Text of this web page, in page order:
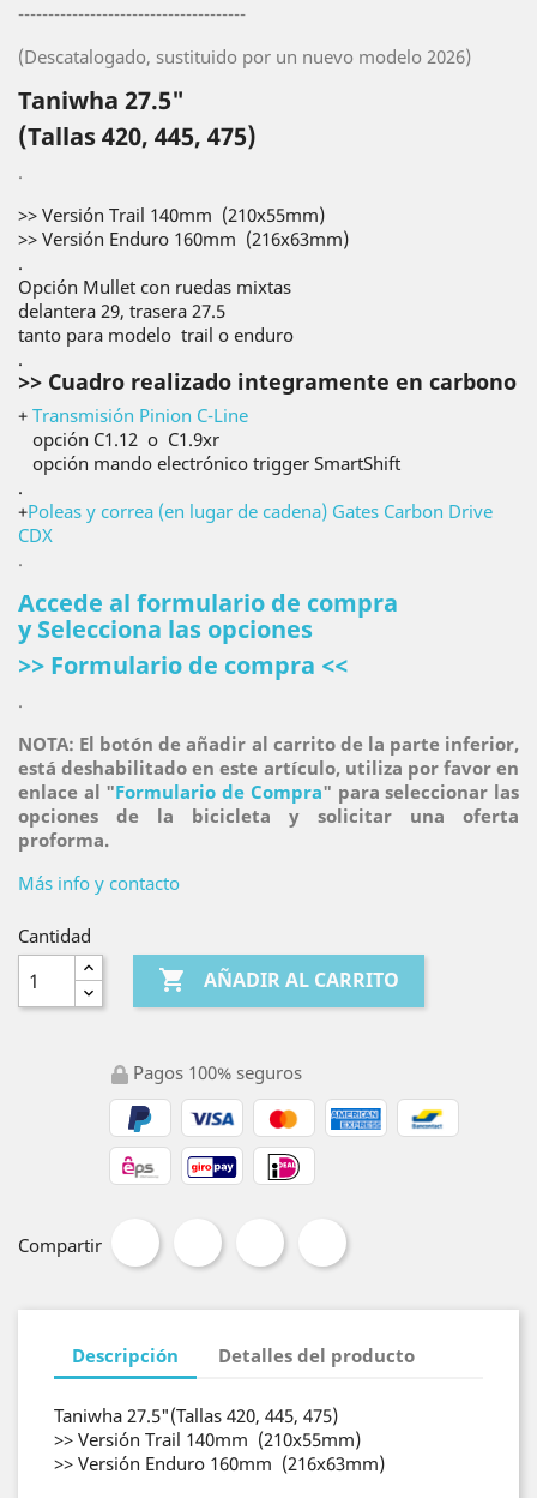
--------------------------------------
(Descatalogado, sustituido por un nuevo modelo 2026)
Taniwha 27.5"
(Tallas 420, 445, 475)
.
>> Versión Trail 140mm (210x55mm)
>> Versión Enduro 160mm (216x63mm)
.
Opción Mullet con ruedas mixtas
delantera 29, trasera 27.5
tanto para modelo trail o enduro
.
>> Cuadro realizado integramente en carbono
+ Transmisión Pinion C-Line
opción C1.12 o C1.9xr
opción mando electrónico trigger SmartShift
.
+Poleas y correa (en lugar de cadena) Gates Carbon Drive
CDX
.
Accede al formulario de compra
ySelecciona las opciones
>> Formulario de compra <<
.
NOTA: El botón de añadir al carrito de la parte inferior,
está deshabilitado en este artículo, utiliza por favor en
enlace al "Formulario de Compra" para seleccionar las
opciones de la bicicleta y solicitar una oferta
proforma.
Más info y contacto
Cantidad
 AÑADIR AL CARRITO
Pagos 100% seguros
Compartir
Descripción Detalles del producto
Taniwha 27.5"(Tallas 420, 445, 475)
>> Versión Trail 140mm (210x55mm)
>> Versión Enduro 160mm (216x63mm)